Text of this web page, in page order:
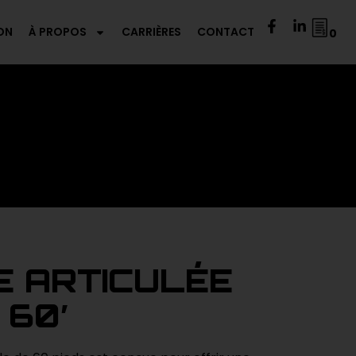
0
À PROPOS CARRIÈRES CONTACT
ARTICULÉE